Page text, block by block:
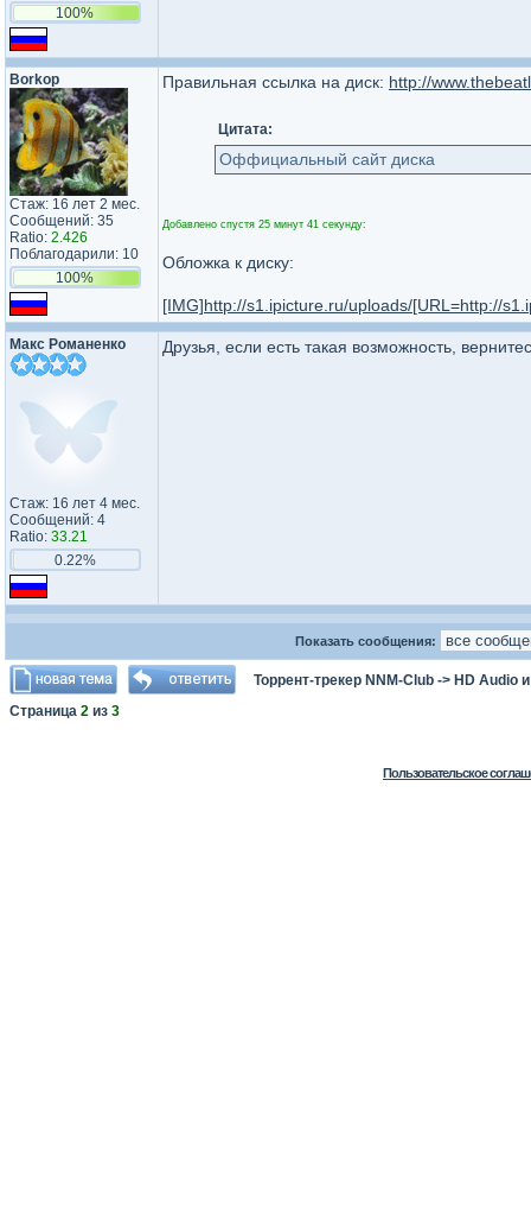
100%
Borkop
Стаж: 16 лет 2 мес.
Сообщений: 35
Ratio: 2.426
Поблагодарили: 10
100%
Правильная ссылка на диск: http://
Цитата:
Оффициальный сайт диска
Добавлено спустя 25 минут 41 секунду:
Обложка к диску:
[IMG]http://s1.ipicture.ru/uploads/[URL=http://
Макс Романенко
Стаж: 16 лет 4 мес.
Сообщений: 4
Ratio: 33.21
0.22%
Друзья, если есть такая возможность,
Показать сообщения:
Торрент-трекер NNM-Club -> HD Audio
Страница 2 из 3
Пользовательское